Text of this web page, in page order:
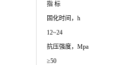
指 标
固化时间，h
12~24
抗压强度，Mpa
≥50